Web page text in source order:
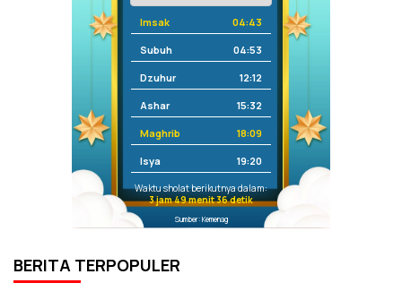
Imsak 04:43
Subuh 04:53
Dzuhur 12:12
Ashar 15:32
Maghrib 18:09
Isya 19:20
Waktu sholat berikutnya dalam:
3 jam 49 menit 36 detik
Sumber: Kemenag
BERITA TERPOPULER